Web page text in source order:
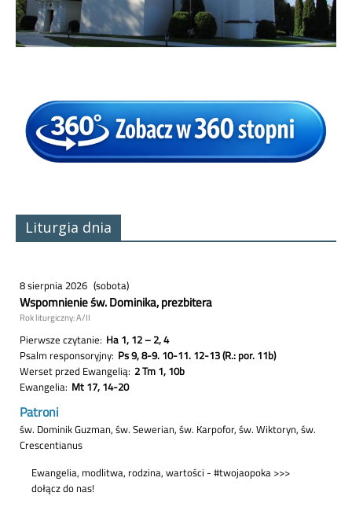
Liturgia dnia